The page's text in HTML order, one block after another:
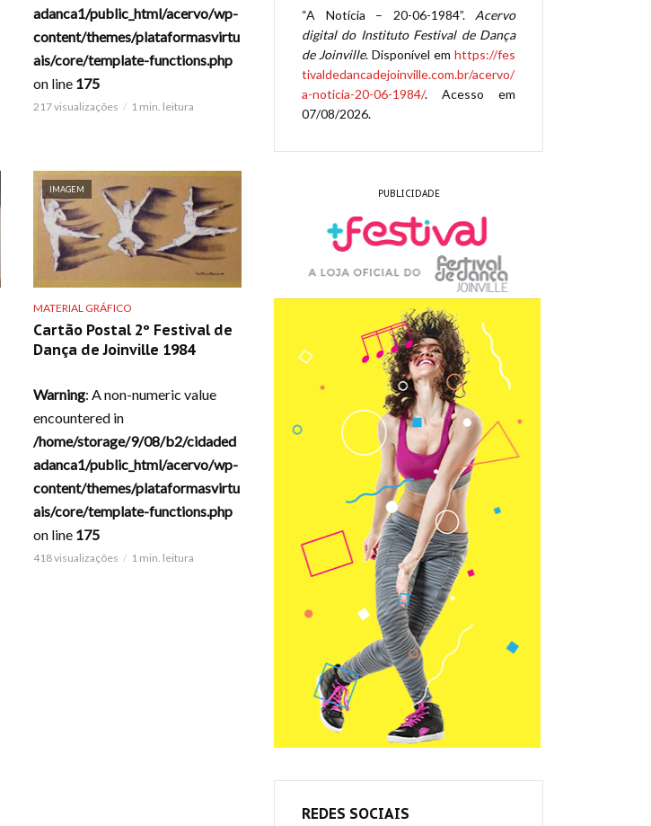
adanca1/public_html/acervo/wp-
content/themes/plataformasvirtu
ais/core/template-functions.php
on line 175
217 visualizações 1 min. leitura
IMAGEM
MATERIAL GRÁFICO
Cartão Postal 2º Festival de
Dança de Joinville 1984
Warning: A non-numeric value
encountered in
/home/storage/9/08/b2/cidaded
adanca1/public_html/acervo/wp-
content/themes/plataformasvirtu
ais/core/template-functions.php
on line 175
418 visualizações 1 min. leitura
“A Notícia – 20-06-1984”. Acervo
digital do Instituto Festival de Dança
de Joinville. Disponível em https://fes
tivaldedancadejoinville.com.br/acervo/
a-noticia-20-06-1984/. Acesso em
07/08/2026.
PUBLICIDADE
REDES SOCIAIS